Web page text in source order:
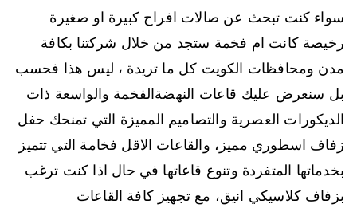
سواء كنت تبحث عن صالات افراح كبيرة او صغيرة
رخيصة كانت ام فخمة ستجد من خلال شركتنا بكافة
مدن ومحافظات الكويت كل ما تريدة ، ليس هذا فحسب
بل سنعرض عليك قاعات النهضةالفخمة والواسعة ذات
الديكورات العصرية والتصاميم المميزة التي تمنحك حفل
زفاف اسطوري مميز، والقاعات الاقل فخامة التي تتميز
بخدماتها المتفردة وتنوع قاعاتها في حال اذا كنت ترغب
بزفاف كلاسيكي انيق، مع تجهيز كافة القاعات